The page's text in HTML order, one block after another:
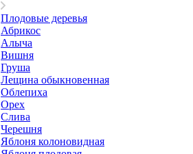
Плодовые деревья
Абрикос
Алыча
Вишня
Груша
Лещина обыкновенная
Облепиха
Орех
Слива
Черешня
Яблоня колоновидная